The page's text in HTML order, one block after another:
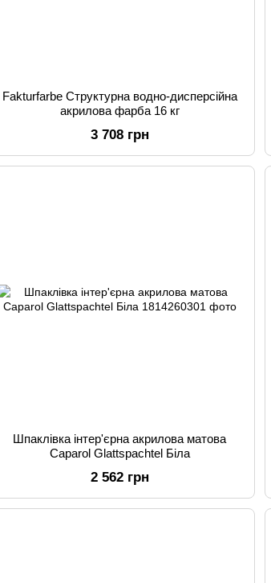
Fakturfarbe Структурна водно-дисперсійна
акрилова фарба 16 кг
3 708 грн
Шпаклівка інтер'єрна акрилова матова
Caparol Glattspachtel Біла
2 562 грн